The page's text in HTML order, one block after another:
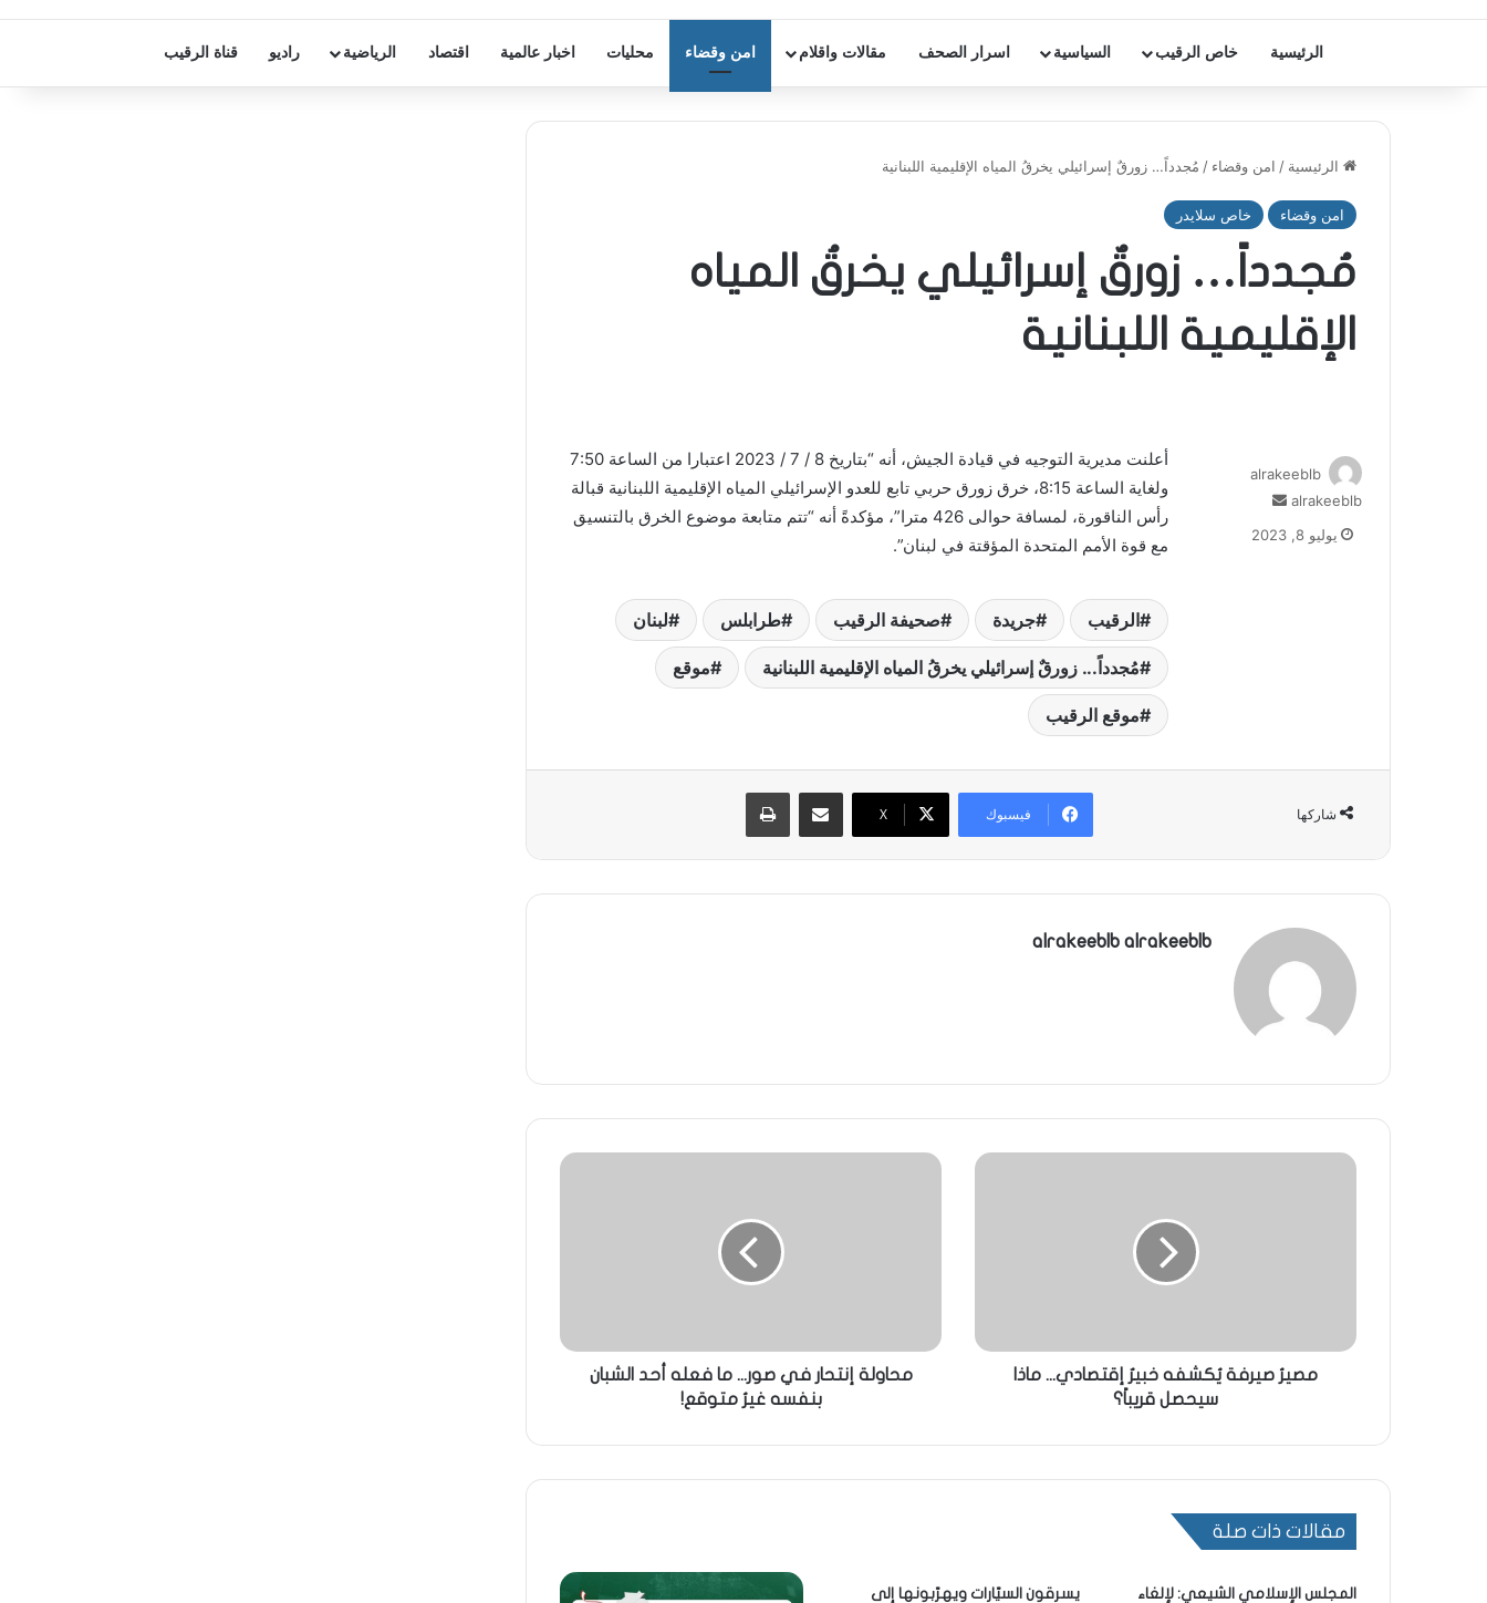
الرئيسية خاص الرقيب السياسية اسرار الصحف مقالات واقلام امن وقضاء محليات اخبار عالمية اقتصاد الرياضية راديو قناة الرقيب
الرئيسية / امن وقضاء / مُجدداً… زورقٌ إسرائيلي يخرقُ المياه الإقليمية اللبنانية
امن وقضاء خاص سلايدر
مُجدداً… زورقٌ إسرائيلي يخرقُ المياه
الإقليمية اللبنانية
أعلنت مديرية التوجيه في قيادة الجيش، أنه “بتاريخ 8 / 7 / 2023 اعتبارا من الساعة 7:50
ولغاية الساعة 8:15، خرق زورق حربي تابع للعدو الإسرائيلي المياه الإقليمية اللبنانية قبالة
رأس الناقورة، لمسافة حوالى 426 مترا”، مؤكدةً أنه “تتم متابعة موضوع الخرق بالتنسيق
مع قوة الأمم المتحدة المؤقتة في لبنان”.
الرقيب جريدة صحيفة الرقيب طرابلس لبنان
مُجدداً... زورقٌ إسرائيلي يخرقُ المياه الإقليمية اللبنانية موقع
موقع الرقيب
alrakeeblb
alrakeeblb
ا
يوليو 8, 2023
شاركها فيسبوك X
alrakeeblb alrakeeblb
مصيرُ صيرفة يُكشفه خبيرٌ إقتصادي... ماذا
سيحصل قريباً؟
محاولة إنتحار في صور... ما فعله أحد الشبان
بنفسه غيرُ متوقع!
مقالات ذات صلة
المجلس الإسلامي الشيعي: لإلغاء
يسرقون السيّارات ويهرّبونها إلى